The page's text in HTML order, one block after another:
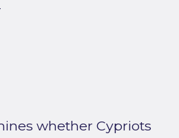
whether Cypriots